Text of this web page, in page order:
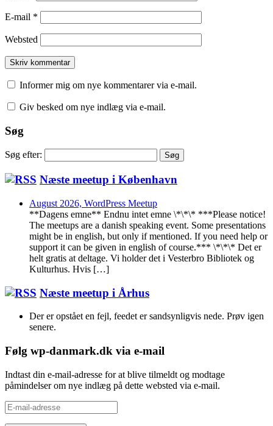
E-mail *
Websted
Informer mig om nye kommentarer via e-mail.
Giv besked om nye indlæg via e-mail.
Søg
Søg efter:
Næste meetup i København
August 2026, WordPress Meetup
**Dagens emne** Endnu intet emne \*\*\* ***Please notice!
The meetups are a danish speaking event. Some presentations
might be in english, but only if mentioned. If you need help or
support it can be given in english of course.*** \*\*\* Det er
helt gratis at deltage. Vi holder det i Vesterbro Bibliotek og
Kulturhus. Hvis […]
Næste meetup i Århus
Der er opstået en fejl, feedet er sandsynligvis nede. Prøv igen
senere.
Følg wp-danmark.dk via e-mail
Indtast din e-mail-adresse for at blive tilmeldt og modtage
påmindelser om nye indlæg på dette websted via e-mail.
E-
mail-